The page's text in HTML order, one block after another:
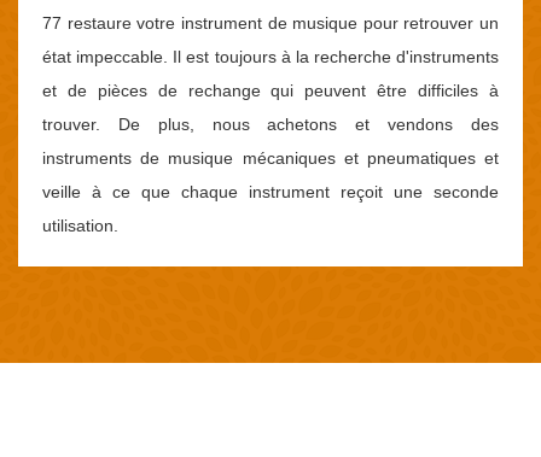
77 restaure votre instrument de musique pour retrouver un
état impeccable. Il est toujours à la recherche d'instruments
et de pièces de rechange qui peuvent être difficiles à
trouver. De plus, nous achetons et vendons des
instruments de musique mécaniques et pneumatiques et
veille à ce que chaque instrument reçoit une seconde
utilisation.